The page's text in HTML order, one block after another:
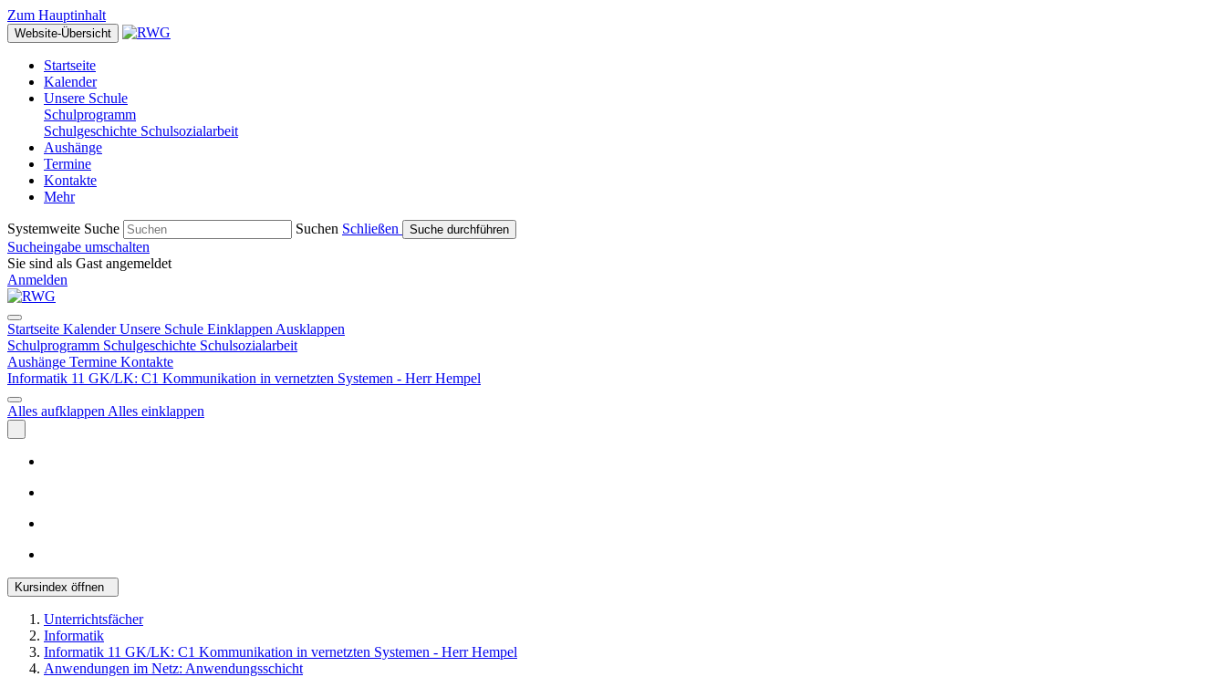
Zum Hauptinhalt
Website-Übersicht
Startseite
Kalender
Unsere Schule
Schulprogramm
Schulgeschichte Schulsozialarbeit
Aushänge
Termine
Kontakte
Mehr
Systemweite Suche Suchen Schließen Suche durchführen
Sucheingabe umschalten
Sie sind als Gast angemeldet
Anmelden
Startseite KalenderUnsere Schule Einklappen Ausklappen
Schulprogramm Schulgeschichte Schulsozialarbeit
Aushänge Termine Kontakte
Informatik 11 GK/LK: C1 Kommunikation in vernetzten Systemen - Herr Hempel
Alles aufklappen Alles einklappen
Kursindex öffnen
Unterrichtsfächer
Informatik
Informatik 11 GK/LK: C1 Kommunikation in vernetzten Systemen - Herr Hempel
Anwendungen im Netz: Anwendungsschicht